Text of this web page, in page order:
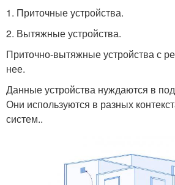
1. Приточные устройства.
2. Вытяжные устройства.
Приточно-вытяжные устройства с
нее.
Данные устройства нуждаются в
Они используются в разных
систем..